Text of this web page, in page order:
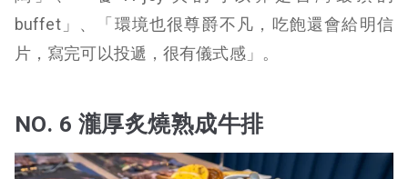
buffet」、「環境也很尊爵不凡，吃飽還會給明信
片，寫完可以投遞，很有儀式感」。
NO. 6 瀧厚炙燒熟成牛排